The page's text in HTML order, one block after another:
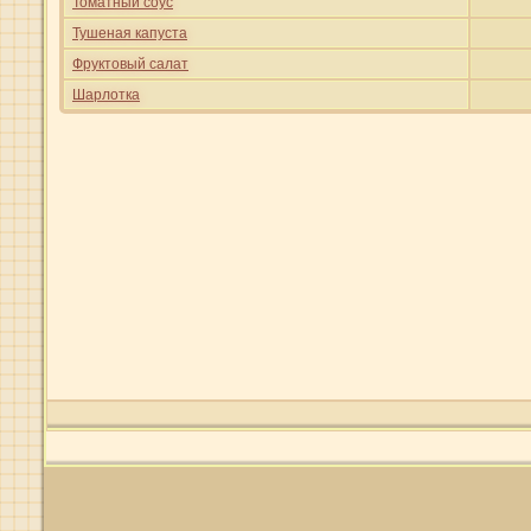
Тушеная капуста
Фруктовый салат
Шарлотка